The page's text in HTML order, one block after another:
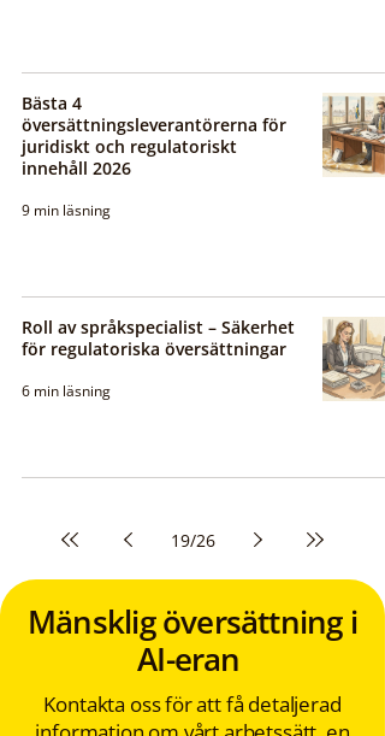
Bästa 4
översättningsleverantörerna för
juridiskt och regulatoriskt
innehåll 2026
9 min läsning
Roll av språkspecialist – Säkerhet
för regulatoriska översättningar
6 min läsning
19/26
Mänsklig översättning i
AI-eran
Kontakta oss för att få detaljerad